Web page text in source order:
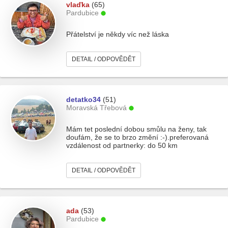
vlaďka (65)
Pardubice
Přátelství je někdy víc než láska
DETAIL / ODPOVĚDĚT
detatko34 (51)
Moravská Třebová
Mám tet poslední dobou smůlu na ženy, tak
doufám, že se to brzo změní :-).preferovaná
vzdálenost od partnerky: do 50 km
DETAIL / ODPOVĚDĚT
ada (53)
Pardubice